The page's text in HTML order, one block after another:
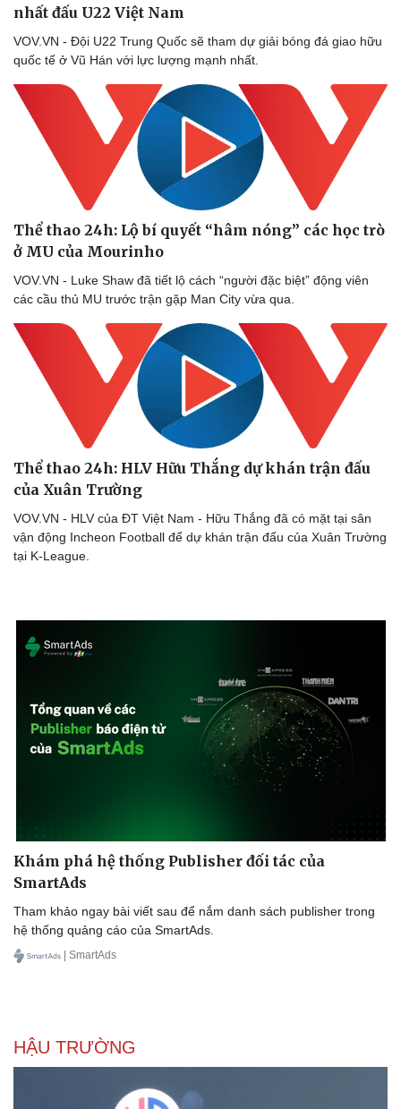
Sức khỏe
Sản phụ khoa
Nhi khoa
Nam khoa
Làm đẹp - giảm cân
Blog
Tình yêu - Gia đình
nhất đấu U22 Việt Nam
VOV.VN - Đội U22 Trung Quốc sẽ tham dự giải bóng đá giao hữu
quốc tế ở Vũ Hán với lực lượng mạnh nhất.
Thể thao 24h: Lộ bí quyết “hâm nóng” các học trò
ở MU của Mourinho
VOV.VN - Luke Shaw đã tiết lộ cách “người đặc biệt” động viên
các cầu thủ MU trước trận gặp Man City vừa qua.
Thể thao 24h: HLV Hữu Thắng dự khán trận đấu
của Xuân Trường
VOV.VN - HLV của ĐT Việt Nam - Hữu Thắng đã có mặt tại sân
vận động Incheon Football để dự khán trận đấu của Xuân Trường
tại K-League.
Khám phá hệ thống Publisher đối tác của
SmartAds
Tham khảo ngay bài viết sau để nắm danh sách publisher trong
hệ thống quảng cáo của SmartAds.
| SmartAds
HẬU TRƯỜNG